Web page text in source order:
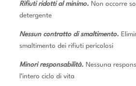
Rifiuti ridotti al minimo. Non occorre
detergente
Nessun contratto di smaltimento.
smaltimento dei rifiuti pericolosi
Minori responsabilità. Nessuna
l’intero ciclo di vita